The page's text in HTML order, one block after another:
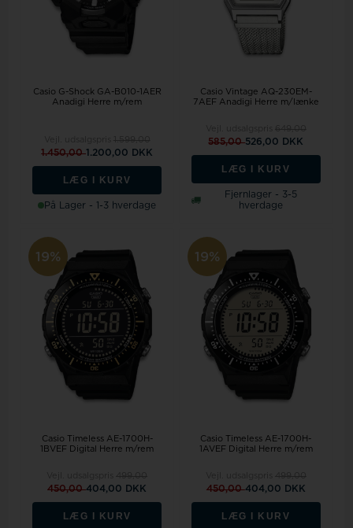
Casio G-Shock GA-B010-1AER
Anadigi Herre m/rem
1.450,001.200,00 DKK
LÆG I KURV
På Lager - 1-3 hverdage
Casio Vintage AQ-230EM-
7AEF Anadigi Herre m/lænke
585,00526,00 DKK
LÆG I KURV
Fjernlager - 3-5
hverdage
19%
Casio Timeless AE-1700H-
1BVEF Digital Herre m/rem
450,00404,00 DKK
LÆG I KURV
19%
Casio Timeless AE-1700H-
1AVEF Digital Herre m/rem
450,00404,00 DKK
LÆG I KURV